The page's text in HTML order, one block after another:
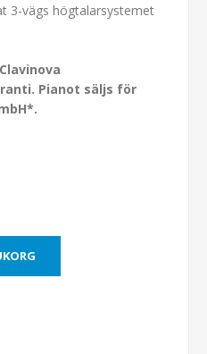
3-vägs högtalarsystemet
Pianot säljs för